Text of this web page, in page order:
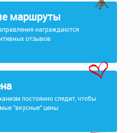
маршруты
награждаются
отзывов
постоянно следит, чтобы
"вкусные" цены